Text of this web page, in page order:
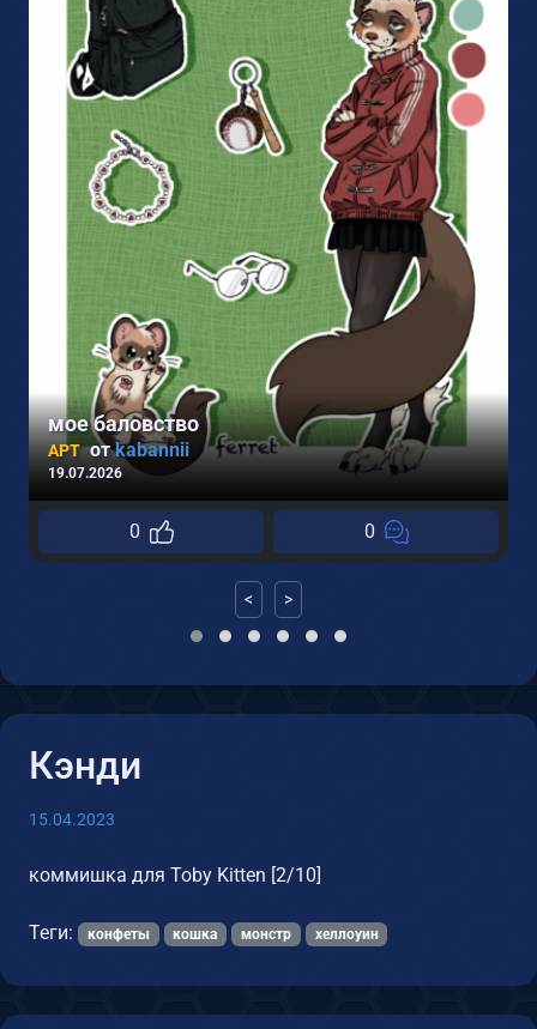
мое баловство
АРТ отkabannii
19.07.2026
0 0
< >
Кэнди
15.04.2023
коммишка для Toby Kitten [2/10]
Теги: конфеты кошка монстр хеллоуин